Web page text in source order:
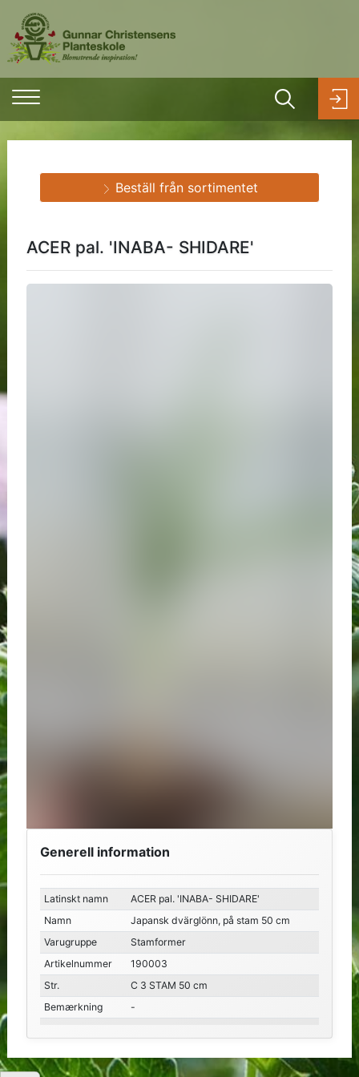
ACER pal. 'INABA- SHIDARE'
Generell information
Latinskt namn
ACER pal. 'INABA- SHIDARE'
Namn
Japansk dvärglönn, på stam 50 cm
Varugruppe
Stamformer
Artikelnummer
190003
Str.
C 3 STAM 50 cm
Bemærkning
-
Beställ från sortimentet